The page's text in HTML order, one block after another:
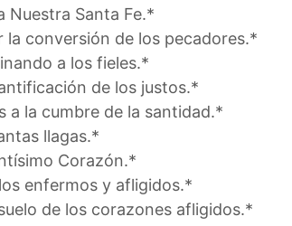
Nuestra Santa Fe.*
la conversión de los pecadores.*
a los fieles.*
de los justos.*
a la cumbre de la santidad.*
llagas.*
Corazón.*
enfermos y afligidos.*
de los corazones afligidos.*